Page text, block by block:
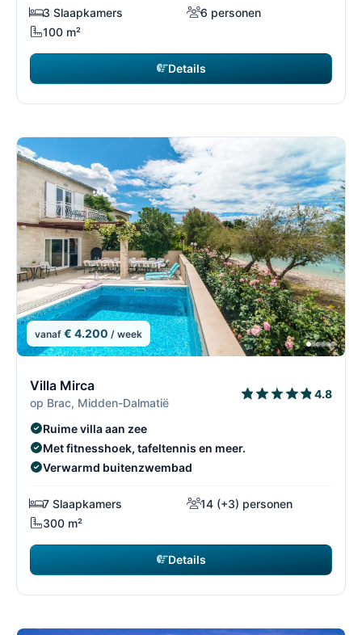
3 Slaapkamers
6 personen
100 m²
Details
vanaf € 4.200 / week
Villa Mirca
op Brac, Midden-Dalmatië
4.8
Ruime villa aan zee
Met fitnesshoek, tafeltennis en meer.
Verwarmd buitenzwembad
7 Slaapkamers
14 (+3) personen
300 m²
Details